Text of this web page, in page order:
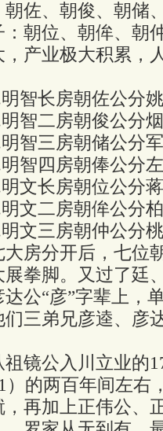
朝佐、朝俊、朝储
：朝位、朝侔、朝
，产业极大积累，
长房朝佐公分姚
二房朝俊公分烟
三房朝储公分军
四房朝俸公分
长房朝位公分
二房朝侔公分柏
三房朝仲公分桃
分开后，七位朝
展拳脚。又过了廷
达公“彦”字辈上，
们三弟兄彦逵、彦
公入川立业的
）的两百年间左
，再加上正伟公、